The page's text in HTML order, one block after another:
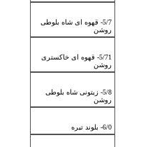
5/7- قهوه ای شاه بلوطی
روشن
5/71- قهوه ای خاکستری
روشن
5/8- زیتونی شاه بلوطی
روشن
6/0- بلوند تیره